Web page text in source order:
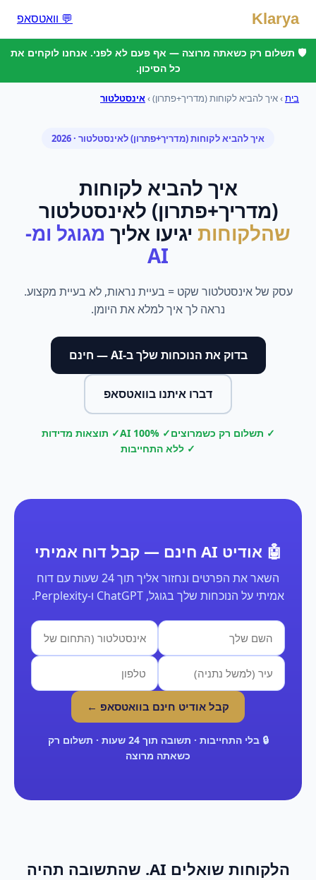
Klarya 💬 וואטסאפ
🛡️ תשלום רק כשאתה מרוצה — אף פעם לא לפני. אנחנו לוקחים את
כל הסיכון.
בית›איך להביא לקוחות (מדריך+פתרון)›אינסטלטור
איך להביא לקוחות (מדריך+פתרון)לאינסטלטור · 2026
איך להביא לקוחות
(מדריך+פתרון) לאינסטלטור
שהלקוחות יגיעו אליך מגוגל ומ-
AI
עסק של אינסטלטור שקט = בעיית נראות, לא בעיית מקצוע.
נראה לך איך למלא את היומן.
בדוק את הנוכחות שלך ב-AI — חינם
דברו איתנו בוואטסאפ
✓ תשלום רק כשמרוצים✓ 100% AI
✓ תוצאות מדידות
✓ ללא התחייבות
🤖 אודיט AI חינם — קבל דוח אמיתי
השאר את הפרטים ונחזור אליך תוך 24 שעות עם דוח
אמיתי על הנוכחות שלך בגוגל, ChatGPT ו-Perplexity.
קבל אודיט חינם בוואטסאפ ←
🔒 בלי התחייבות · תשובה תוך 24 שעות · תשלום רק
כשאתה מרוצה
הלקוחות שואלים AI. שהתשובה תהיה